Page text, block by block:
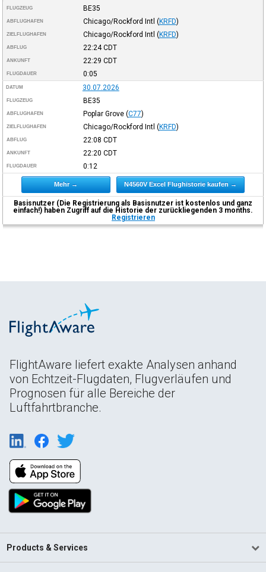
FLUGZEUG BE35
ABFLUGHAFEN Chicago/Rockford Intl (KRFD)
ZIELFLUGHAFEN Chicago/Rockford Intl (KRFD)
ABFLUG 22:24CDT
ANKUNFT 22:29 CDT
FLUGDAUER 0:05
DATUM 30.07.2026
FLUGZEUG BE35
ABFLUGHAFEN Poplar Grove (C77)
ZIELFLUGHAFEN Chicago/Rockford Intl (KRFD)
ABFLUG 22:08 CDT
ANKUNFT 22:20 CDT
FLUGDAUER 0:12
Mehr → N4560V Excel Flughistorie kaufen →
Basisnutzer (Die Registrierung als Basisnutzer ist kostenlos und ganz
einfach!) haben Zugriff auf die Historie der zurückliegenden 3 months.
Registrieren
FlightAware liefert exakte Analysen anhand
von Echtzeit-Flugdaten, Flugverläufen und
Prognosen für alle Bereiche der
Luftfahrtbranche.
Products & Services